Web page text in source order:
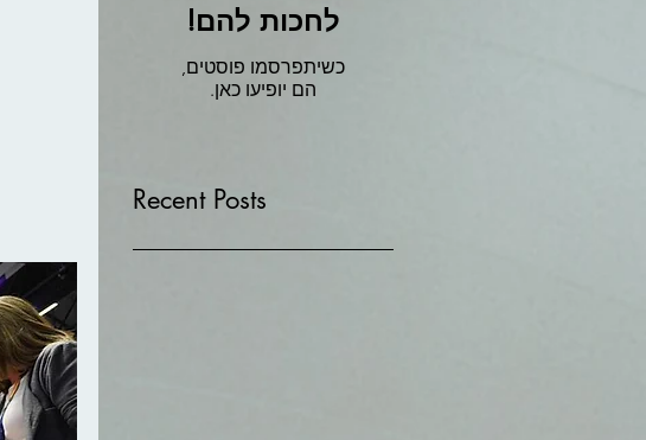
לחכות להם!
כשיתפרסמו פוסטים,
הם יופיעו כאן.
Recent Posts